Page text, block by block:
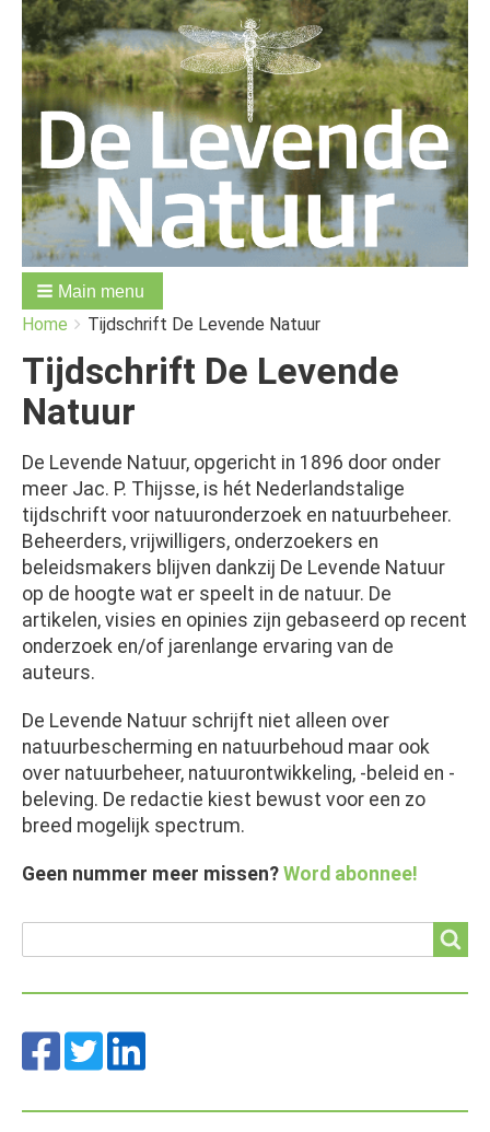
Main menu
Breadcrumbs
You
here:
Home Tijdschrift De Levende Natuur
Tijdschrift De Levende
Natuur
De Levende Natuur, opgericht in 1896 door onder
meer Jac. P. Thijsse, is hét Nederlandstalige
tijdschrift voor natuuronderzoek en natuurbeheer.
Beheerders, vrijwilligers, onderzoekers en
beleidsmakers blijven dankzij De Levende Natuur
op de hoogte wat er speelt in de natuur. De
artikelen, visies en opinies zijn gebaseerd op recent
onderzoek en/of jarenlange ervaring van de
auteurs.
De Levende Natuur schrijft niet alleen over
natuurbescherming en natuurbehoud maar ook
over natuurbeheer, natuurontwikkeling, -beleid en -
beleving. De redactie kiest bewust voor een zo
breed mogelijk spectrum.
Geen nummer meer missen? Word abonnee!